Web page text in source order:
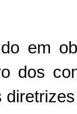
em
dos